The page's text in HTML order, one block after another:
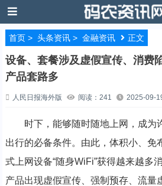
首页> 头条资讯> 金融资讯 正文
设备、套餐涉及虚假宣传、消
产品套路多
人民日报海外版 阅读：241 2025-09-
时下，能够随时随地上网，成为
出行的必备条件。由此，体积小、免
式上网设备“随身WiFi”获得越来越多
产品出现虚假宣传、强制预存、流量